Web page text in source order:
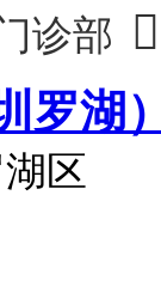
诊部 
罗湖
湖区